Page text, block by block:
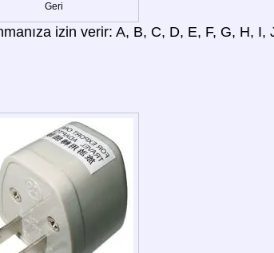
Geri
izin verir: A, B, C, D, E, F, G, H, I,